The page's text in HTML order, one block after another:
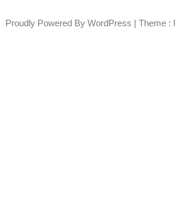
Proudly Powered By WordPress | Theme :